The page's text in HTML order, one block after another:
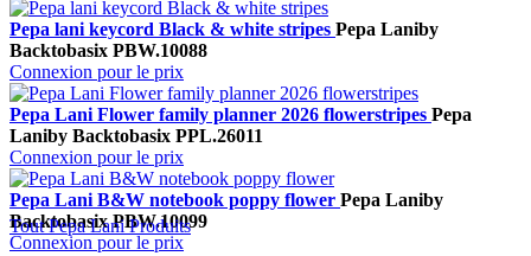
Pepa lani keycord Black & white stripes Pepa Laniby
Backtobasix PBW.10088
Connexion pour le prix
Pepa Lani Flower family planner 2026 flowerstripes Pepa
Laniby Backtobasix PPL.26011
Connexion pour le prix
Pepa Lani B&W notebook poppy flower Pepa Laniby
Backtobasix PBW.10099
Connexion pour le prix
Tout Pepa Lani Produits